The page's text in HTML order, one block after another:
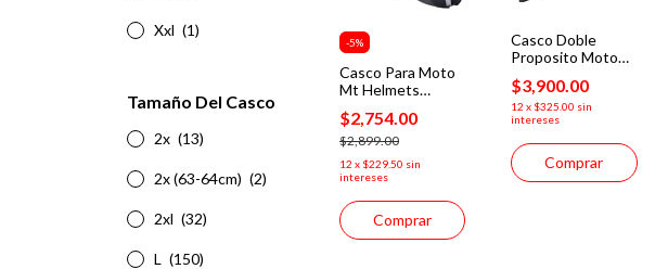
Xxl (1)
Tamaño Del Casco
2x (13)
2x (63-64cm) (2)
2xl (32)
L (150)
-5%
Casco Para Moto
Mt Helmets
Thunder 4sv A1
Negro Brillante +
Mica Humo
$2,754.00
$2,899.00
12 x $229.50 sin
intereses
Comprar
Casco Doble
Proposito Moto
Oneal Sierra R
V.23 Gris/ Negro
$3,900.00
12 x $325.00 sin
intereses
Comprar